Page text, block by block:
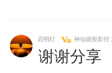
启明灯 神仙级投影控
谢谢分享